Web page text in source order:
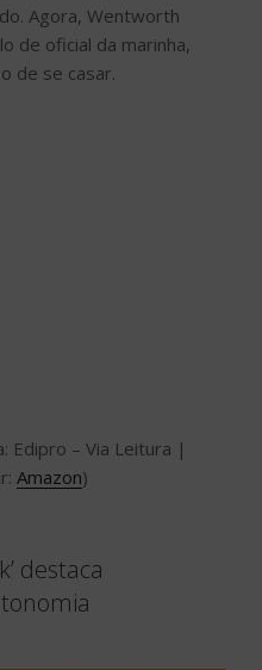
Agora, Wentworth
de oficial da marinha,
de se casar.
Edipro – Via Leitura |
Amazon)
destaca